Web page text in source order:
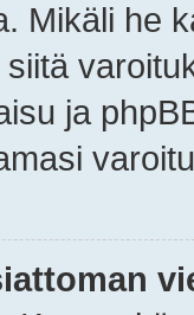
Mikäli he
ja